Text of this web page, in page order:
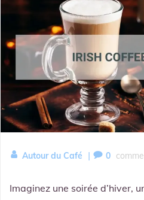
Autour du Café | 0
Imaginez une soirée d’hiver,